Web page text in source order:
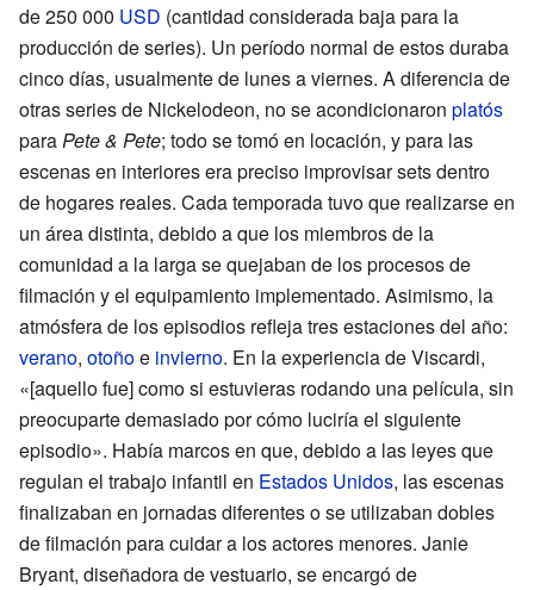
de 250 000 USD (cantidad considerada baja para la
producción de series). Un período normal de estos duraba
cinco días, usualmente de lunes a viernes. A diferencia de
otras series de Nickelodeon, no se acondicionaron platós
paraPete & Pete; todo se tomó en locación, y para las
escenas en interiores era preciso improvisar sets dentro
de hogares reales. Cada temporada tuvo que realizarse en
un área distinta, debido a que los miembros de la
comunidad a la larga se quejaban de los procesos de
filmación y el equipamiento implementado. Asimismo, la
atmósfera de los episodios refleja tres estaciones del año:
verano, otoñoe invierno. En la experiencia de Viscardi,
«[aquello fue] como si estuvieras rodando una película, sin
preocuparte demasiado por cómo luciría el siguiente
episodio». Había marcos en que, debido a las leyes que
regulan el trabajo infantil en Estados Unidos, las escenas
finalizaban en jornadas diferentes o se utilizaban dobles
de filmación para cuidar a los actores menores. Janie
Bryant, diseñadora de vestuario, se encargó de